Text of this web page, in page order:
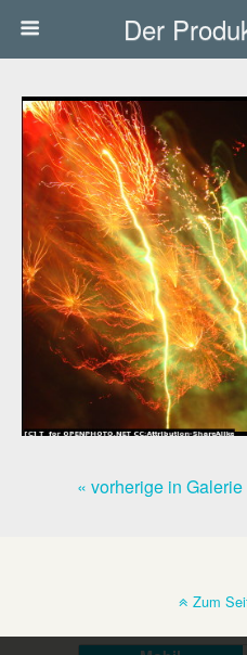
Der
« vorherige in Galerie
Zum